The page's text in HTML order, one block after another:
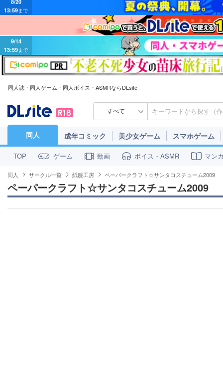
13:59まで
同人誌・同人ゲーム・同人ボイス・ASMRならDLsite
すべて
同人 成年コミック 美少女ゲーム スマホゲーム
TOP ゲーム 動画 ボイス・ASMR マン
同人 サークル一覧 紙服工房 ペーパークラフト☆サンタコスチューム2009
ペーパークラフト☆サンタコスチューム2009